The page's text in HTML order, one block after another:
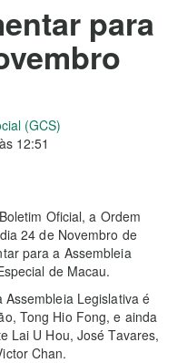
para
(GCS)
12:51
Oficial, a Ordem
24 de Novembro de
para a Assembleia
de Macau.
Legislativa é
Tong Hio Fong, e ainda
Lai U Hou, José Tavares,
Chan.